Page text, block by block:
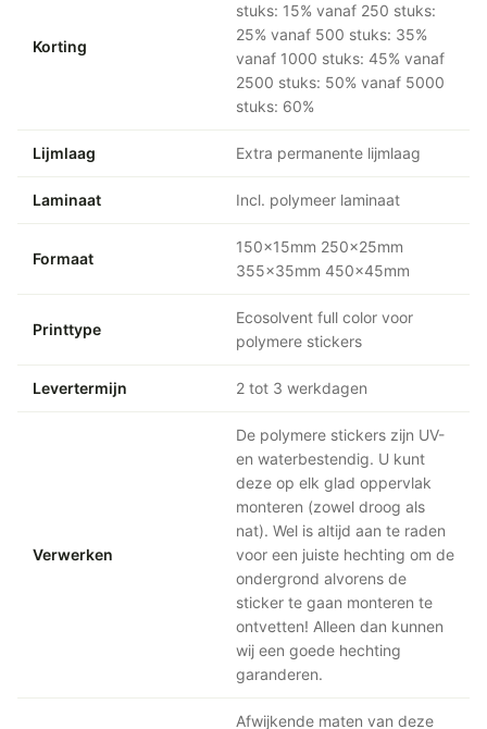
Korting
stuks: 15% vanaf 250 stuks:
25% vanaf 500 stuks: 35%
vanaf 1000 stuks: 45% vanaf
2500 stuks: 50% vanaf 5000
stuks: 60%
Lijmlaag Extra permanente lijmlaag
Laminaat Incl. polymeer laminaat
Formaat
150x15mm 250x25mm
355x35mm 450x45mm
Printtype
Ecosolvent full color voor
polymere stickers
Levertermijn 2 tot 3 werkdagen
Verwerken
De polymere stickers zijn UV-
en waterbestendig. U kunt
deze op elk glad oppervlak
monteren (zowel droog als
nat). Wel is altijd aan te raden
voor een juiste hechting om de
ondergrond alvorens de
sticker te gaan monteren te
ontvetten! Alleen dan kunnen
wij een goede hechting
garanderen.
Afwijkende maten van deze